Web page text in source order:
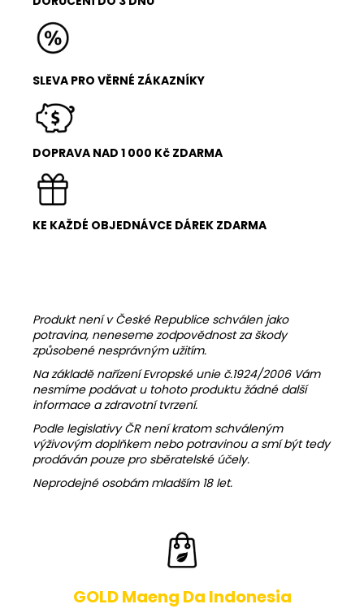
SLEVA PRO VĚRNÉ ZÁKAZNÍKY
DOPRAVA NAD 1 000 Kč ZDARMA
KE KAŽDÉ OBJEDNÁVCE DÁREK ZDARMA
Produkt není v České Republice schválen jako
potravina, neneseme zodpovědnost za škody
způsobené nesprávným užitím.
Na základě nařízení Evropské unie č.1924/2006 Vám
nesmíme podávat u tohoto produktu žádné další
informace a zdravotní tvrzení.
Podle legislativy ČR není kratom schváleným
výživovým doplňkem nebo potravinou a smí být tedy
prodáván pouze pro sběratelské účely.
Neprodejné osobám mladším 18 let.
GOLD Maeng Da Indonesia